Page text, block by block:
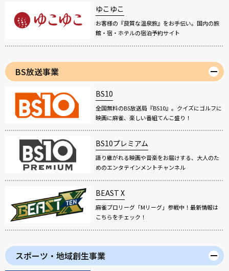
ゆこゆこ
お客様の『良質な温泉旅』をお手伝い。国内の旅
館・宿・ホテルの宿泊予約サイト
BS放送事業
BS10
全国無料のBS放送局『BS10』。クイズにゴルフに
映画に麻雀、楽しい番組てんこ盛り！
BS10プレミアム
語り継がれる映画や音楽をお届けする、大人のた
めのエンタテインメントチャンネル
BEAST X
麻雀プロリーグ「Mリーグ」参戦中！最新情報は
こちらをチェック！
スポーツ・地域創生事業